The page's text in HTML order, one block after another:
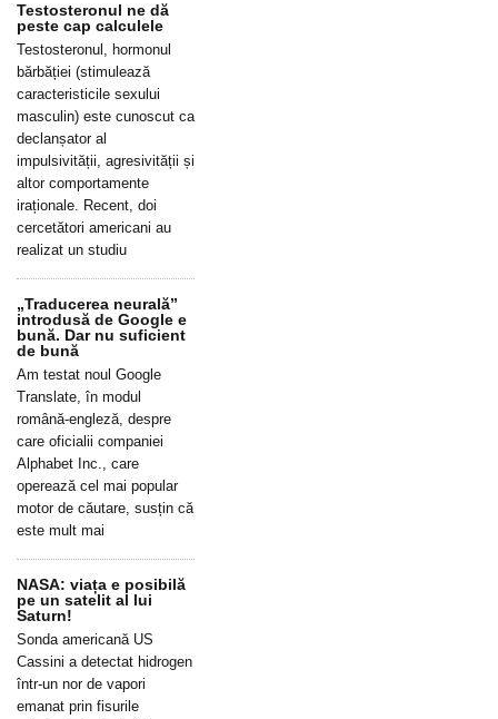
Testosteronul ne dă
peste cap calculele
Testosteronul, hormonul
bărbăției (stimulează
caracteristicile sexului
masculin) este cunoscut ca
declanșator al
impulsivității, agresivității și
altor comportamente
iraționale. Recent, doi
cercetători americani au
realizat un studiu
„Traducerea neurală”
introdusă de Google e
bună. Dar nu suficient
de bună
Am testat noul Google
Translate, în modul
română-engleză, despre
care oficialii companiei
Alphabet Inc., care
operează cel mai popular
motor de căutare, susțin că
este mult mai
NASA: viața e posibilă
pe un satelit al lui
Saturn!
Sonda americană US
Cassini a detectat hidrogen
într-un nor de vapori
emanat prin fisurile